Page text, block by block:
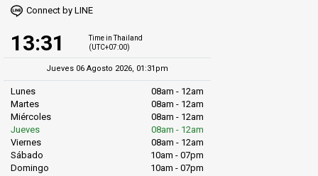
Connect by LINE
13:31
Time in Thailand
(UTC+07:00)
Jueves 06 Agosto 2026, 01:31pm
Lunes
08am - 12am
Martes
08am - 12am
Miércoles
08am - 12am
Jueves
08am - 12am
Viernes
08am - 12am
Sábado
10am - 07pm
Domingo
10am - 07pm